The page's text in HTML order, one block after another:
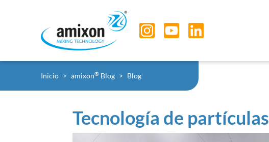
You are here:
Inicio amixon® Blog Blog
Tecnología de partículas